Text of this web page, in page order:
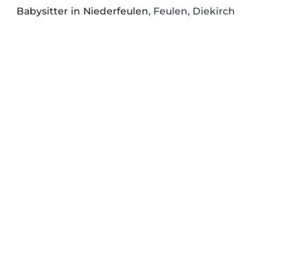
Babysitter in Niederfeulen, Feulen, Diekirch